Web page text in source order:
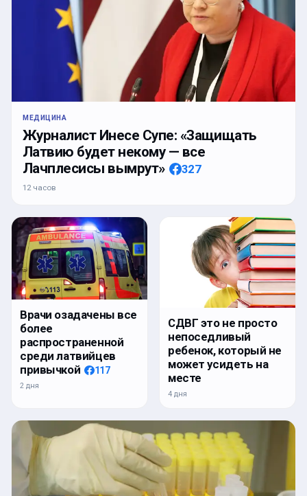
МЕДИЦИНА
Журналист Инесе Супе: «Защищать
Латвию будет некому — все
Лачплесисы вымрут»
327
12 часов
Врачи озадачены все
более
распространенной
среди латвийцев
привычкой
117
2 дня
СДВГ это не просто
непоседливый
ребенок, который не
может усидеть на
месте
4 дня